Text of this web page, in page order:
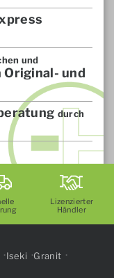
und
und
durch
Lizenzierter
Händler
Iseki
Granit